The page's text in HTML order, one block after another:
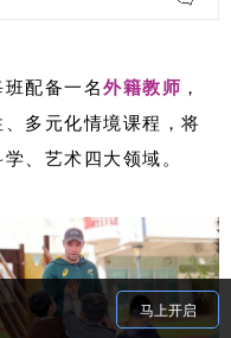
班配备一名外籍教师 ，
、多元化情境课程，将
、艺术四大领域。
马上开启